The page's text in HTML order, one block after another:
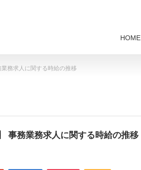
HOME
業務求人に関する時給の推移
事務業務求人に関する時給の推移